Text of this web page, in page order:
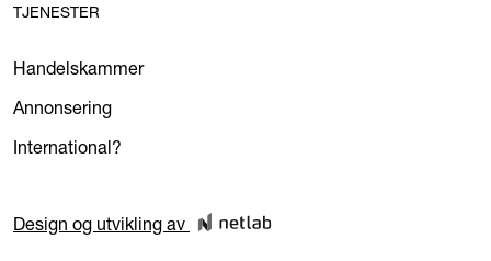
TJENESTER
Handelskammer
Annonsering
International?
Design og utvikling av